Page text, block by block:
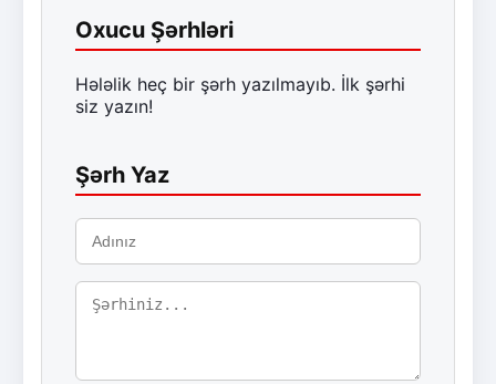
Oxucu Şərhləri
Hələlik heç bir şərh yazılmayıb. İlk şərhi
siz yazın!
Şərh Yaz